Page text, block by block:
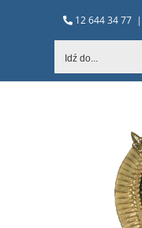
12 644 34 77 |
Idź do...